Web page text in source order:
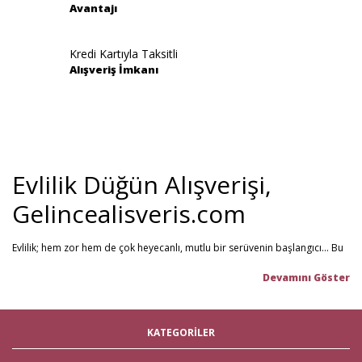
Avantajı
Kredi Kartıyla Taksitli
Alışveriş İmkanı
Evlilik Düğün Alışverişi,
Gelincealisveris.com
Evlilik; hem zor hem de çok heyecanlı, mutlu bir serüvenin başlangıcı... Bu
Gelince Alışveriş; 2013 senesinden beri hizmet veren ve müşteri
gelin hamamı,bekarlığa veda partisi
malzemelerigibi ürünleri tek bir mağaza üzerinden en iyi fiyat ile satın
KATEGORİLER